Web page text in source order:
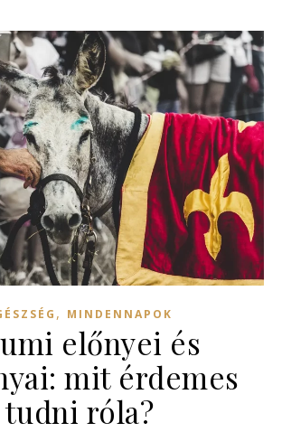
, MINDENNAPOK
előnyei és
mit érdemes
tudni róla?